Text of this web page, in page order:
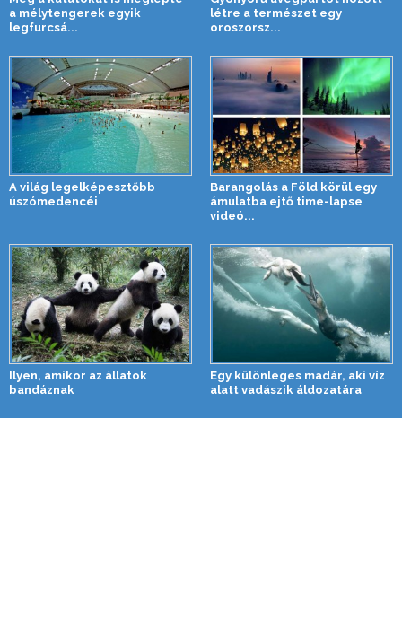
a mélytengerek egyik
legfurcsá...
létre a természet egy
oroszorsz...
A világ legelképesztőbb
úszómedencéi
Barangolás a Föld körül egy
ámulatba ejtő time-lapse
videó...
Ilyen, amikor az állatok
bandáznak
Egy különleges madár, aki víz
alatt vadászik áldozatára